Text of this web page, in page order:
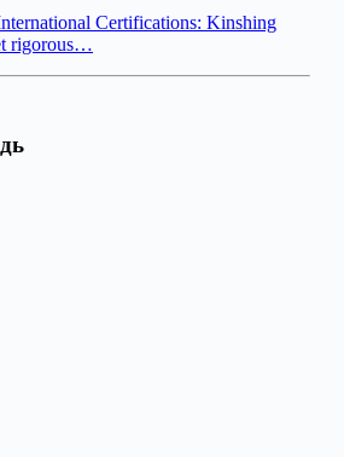
Certifications: Kinshing
rigorous…